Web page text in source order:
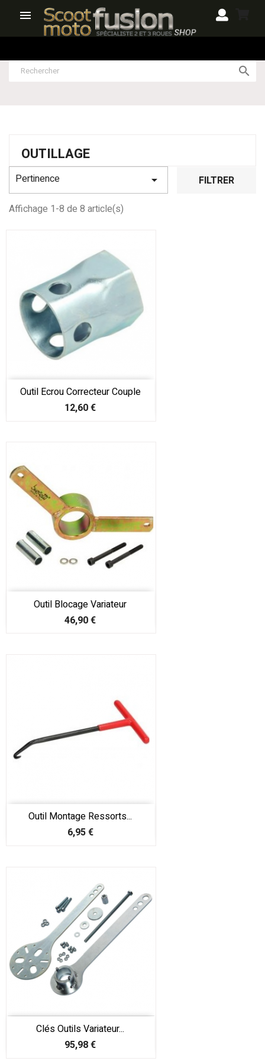


OUTILLAGE
Pertinence  FILTRER
Affichage 1-8 de 8 article(s)
Outil Ecrou Correcteur Couple
Prix
12,60 €
Outil Blocage Variateur
Prix
46,90 €
Outil Montage Ressorts...
Prix
6,95 €
Clés Outils Variateur...
Prix
95,98 €